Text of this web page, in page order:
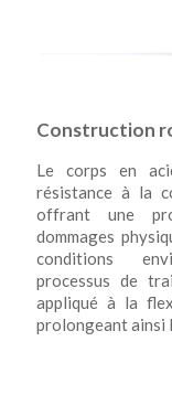
Construction
Le corps en
résistance à la
offrant une
dommages
conditions
processus de
appliqué à la
prolongeant ainsi